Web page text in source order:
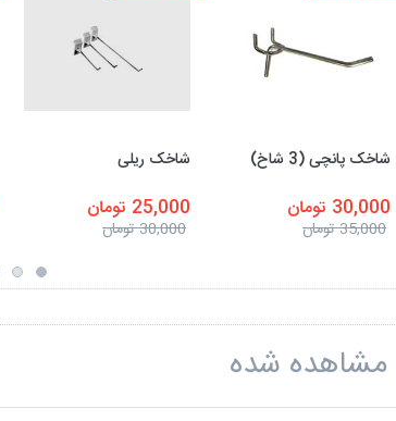
شاخک پانچی (3 شاخ)
30,000 تومان
35,000 تومان
شاخک ریلی
25,000 تومان
30,000 تومان
مشاهده شده